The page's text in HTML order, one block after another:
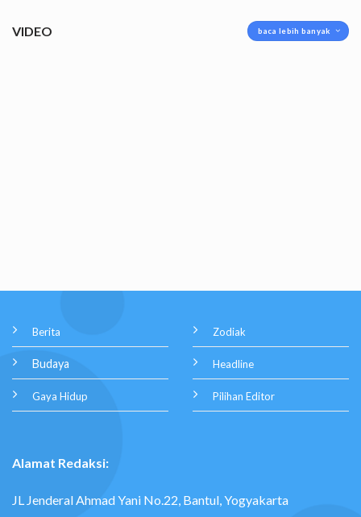
VIDEO baca lebih banyak
Berita
Budaya
Gaya Hidup
Zodiak
Headline
Pilihan Editor
Alamat Redaksi:
JL Jenderal Ahmad Yani No.22, Bantul, Yogyakarta